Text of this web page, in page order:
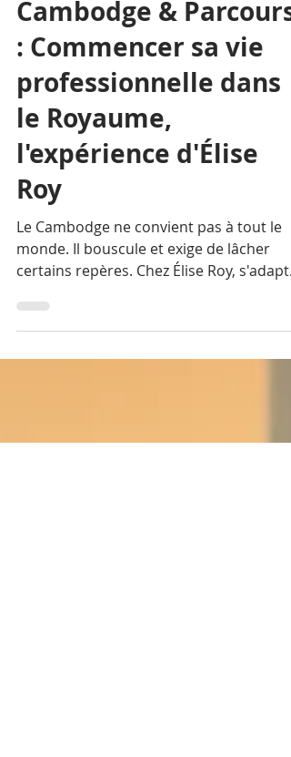
Melissa Chenda Ang
26 avr.
3 min de lecture
Cambodge & Parcours
: Commencer sa vie
professionnelle dans
le Royaume,
l'expérience d'Élise
Roy
certains repères. Chez Élise Roy,
façon de débuter sa carrière au